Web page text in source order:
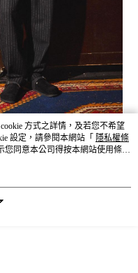
方式之詳情，及若您不希望
設定，請參閱本網站「 隱私權條
您同意本公司得按本網站使用條款